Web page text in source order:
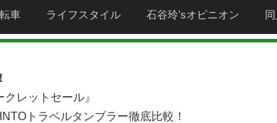
車 ライフスタイル 石谷玲'sオピニオン
レットセール』
トラベルタンブラー徹底比較！